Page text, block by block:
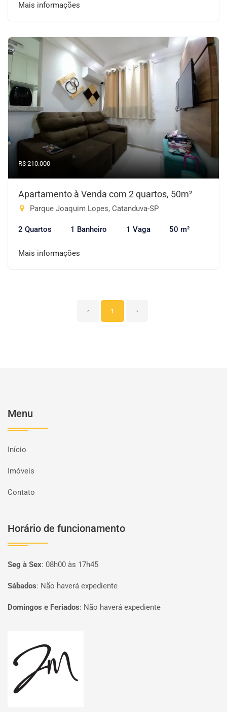
Mais informações
R$ 210.000
Apartamento à Venda com 2 quartos, 50m²
Parque Joaquim Lopes, Catanduva-SP
2 Quartos 1 Banheiro 1 Vaga 50 m²
Mais informações
‹ 1 ›
Menu
Início
Imóveis
Contato
Horário de funcionamento
Seg à Sex: 08h00 às 17h45
Sábados: Não haverá expediente
Domingos e Feriados: Não haverá expediente